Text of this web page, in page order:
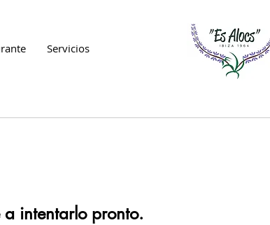
Servicios
intentarlo pronto.